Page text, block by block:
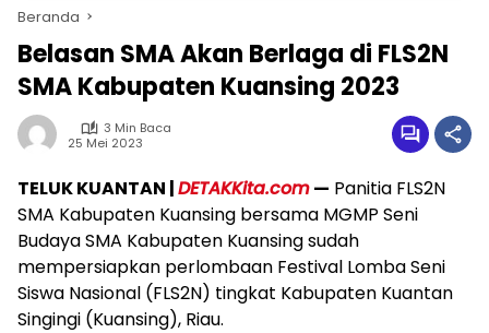
Beranda
Belasan SMA Akan Berlaga di FLS2N
SMA Kabupaten Kuansing 2023
3 Min Baca
25 Mei 2023
TELUK KUANTAN |DETAKKita.com— Panitia FLS2N
SMA Kabupaten Kuansing bersama MGMP Seni
Budaya SMA Kabupaten Kuansing sudah
mempersiapkan perlombaan Festival Lomba Seni
Siswa Nasional (FLS2N) tingkat Kabupaten Kuantan
Singingi (Kuansing), Riau.